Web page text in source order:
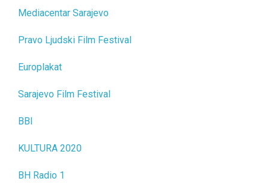
Mediacentar Sarajevo
Pravo Ljudski Film Festival
Europlakat
Sarajevo Film Festival
BBI
KULTURA 2020
BH Radio 1